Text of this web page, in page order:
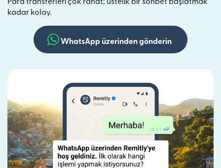
Para transferleri çok rahat; üstelik bir sohbet başlatmak
kadar kolay.
WhatsApp üzerinden gönderin